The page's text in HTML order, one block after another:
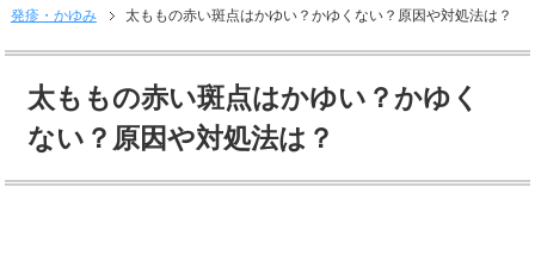
発疹・かゆみ
太ももの赤い斑点はかゆい？かゆくない？原因や対処法は？
太ももの赤い斑点はかゆい？かゆく
ない？原因や対処法は？